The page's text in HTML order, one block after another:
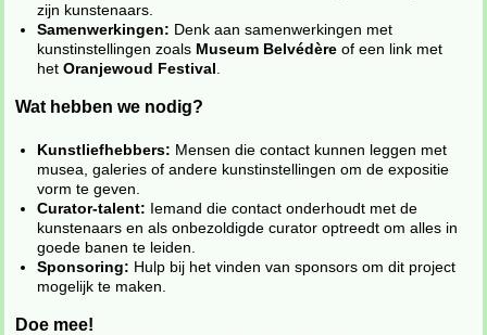
zijn kunstenaars.
Samenwerkingen: Denk aan samenwerkingen met
kunstinstellingen zoals Museum Belvédèreof een link met
hetOranjewoud Festival
Wat hebben we nodig?
Kunstliefhebbers: Mensen die contact kunnen leggen met
musea, galeries of andere kunstinstellingen om de expositie
vorm te geven.
Curator-talent: Iemand die contact onderhoudt met de
kunstenaars en als onbezoldigde curator optreedt om alles in
goede banen te leiden.
Sponsoring: Hulp bij het vinden van sponsors om dit project
mogelijk te maken.
Doe mee!